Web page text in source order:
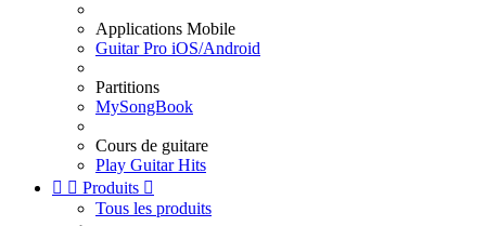
Applications Mobile
Guitar Pro iOS/Android
Partitions
MySongBook
Cours de guitare
Play Guitar Hits
  Produits 
Tous les produits